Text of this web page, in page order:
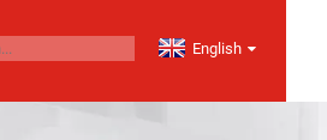
English